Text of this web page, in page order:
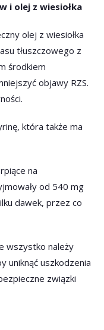
i olej z wiesiołka
olej z wiesiołka
tłuszczowego z
środkiem
objawy RZS.
która także ma
na
od 540 mg
dawek, przez co
wszystko należy
uniknąć uszkodzenia
związki